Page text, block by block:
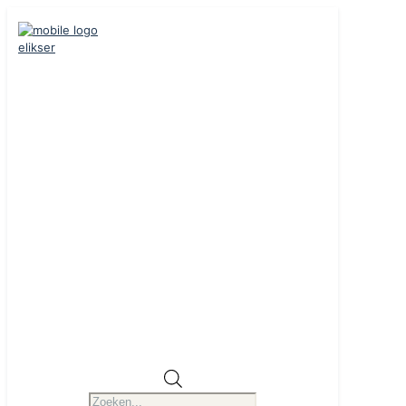
Producten